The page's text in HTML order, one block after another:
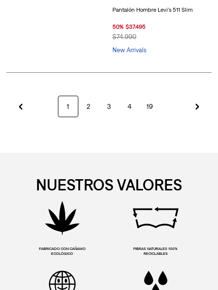
Pantalón Hombre Levi's 511 Slim
50% $37.495
$74.990
New Arrivals
1 2 3 4 19
NUESTROS VALORES
FABRICADO CON CAÑAMO
ECOLÓGICO
FIBRAS NATURALES 100%
RECICLABLES